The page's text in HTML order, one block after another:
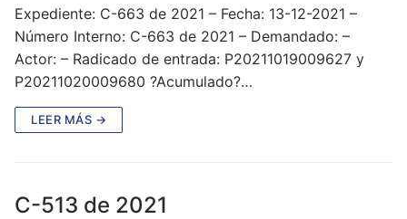
Expediente: C-663 de 2021 – Fecha: 13-12-2021 –
Número Interno: C-663 de 2021 – Demandado: –
Actor: – Radicado de entrada: P20211019009627 y
P20211020009680 ?Acumulado?…
LEER MÁS →
C-513 de 2021